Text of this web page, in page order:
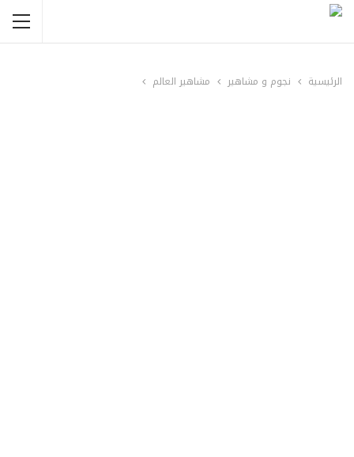
الرئيسية نجوم و مشاهير مشاهير العالم